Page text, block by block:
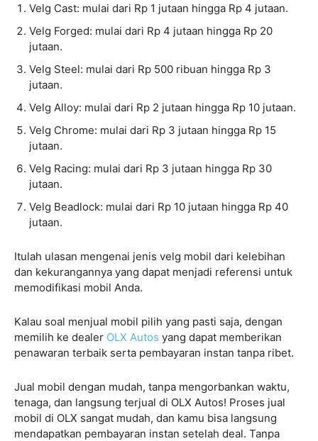
Velg Cast: mulai dari Rp 1 jutaan hingga Rp 4 jutaan.
Velg Forged: mulai dari Rp 4 jutaan hingga Rp 20
jutaan.
Velg Steel: mulai dari Rp 500 ribuan hingga Rp 3
jutaan.
Velg Alloy: mulai dari Rp 2 jutaan hingga Rp 10 jutaan.
Velg Chrome: mulai dari Rp 3 jutaan hingga Rp 15
jutaan.
Velg Racing: mulai dari Rp 3 jutaan hingga Rp 30
jutaan.
Velg Beadlock: mulai dari Rp 10 jutaan hingga Rp 40
jutaan.
Itulah ulasan mengenai jenis velg mobil dari kelebihan
dan kekurangannya yang dapat menjadi referensi untuk
memodifikasi mobil Anda.
Kalau soal menjual mobil pilih yang pasti saja, dengan
memilih ke dealer OLX Autos yang dapat memberikan
penawaran terbaik serta pembayaran instan tanpa ribet.
Jual mobil dengan mudah, tanpa mengorbankan waktu,
tenaga, dan langsung terjual di OLX Autos! Proses jual
mobil di OLX sangat mudah, dan kamu bisa langsung
mendapatkan pembayaran instan setelah deal. Tanpa